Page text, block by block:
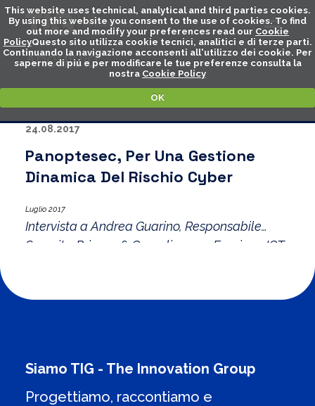
This website uses technical, analytical and third parties cookies.
By using this website you consent to the use of cookies. To find
out more and modify your preferences read our Cookie
PolicyQuesto sito utilizza cookie tecnici, analitici e di terze parti.
Continuando la navigazione acconsenti all'utilizzo dei cookie. Per
saperne di piú e per modificare le tue preferenze consulta la
nostra Cookie Policy
OK
ARCHIVIO
24.08.2017
Panoptesec, Per Una Gestione
Dinamica Del Rischio Cyber
Luglio 2017
Intervista a Andrea Guarino, Responsabile
Security, Privacy & Compliance – Funzione ICT
Siamo TIG - The Innovation Group
Progettiamo, raccontiamo e